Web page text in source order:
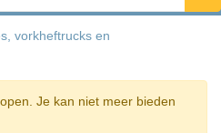
vorkheftrucks en
Je kan niet meer bieden